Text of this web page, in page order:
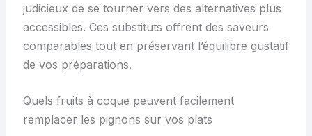
judicieux de se tourner vers des alternatives plus
accessibles. Ces substituts offrent des saveurs
comparables tout en préservant l’équilibre gustatif
de vos préparations.
Quels fruits à coque peuvent facilement
remplacer les pignons sur vos plats